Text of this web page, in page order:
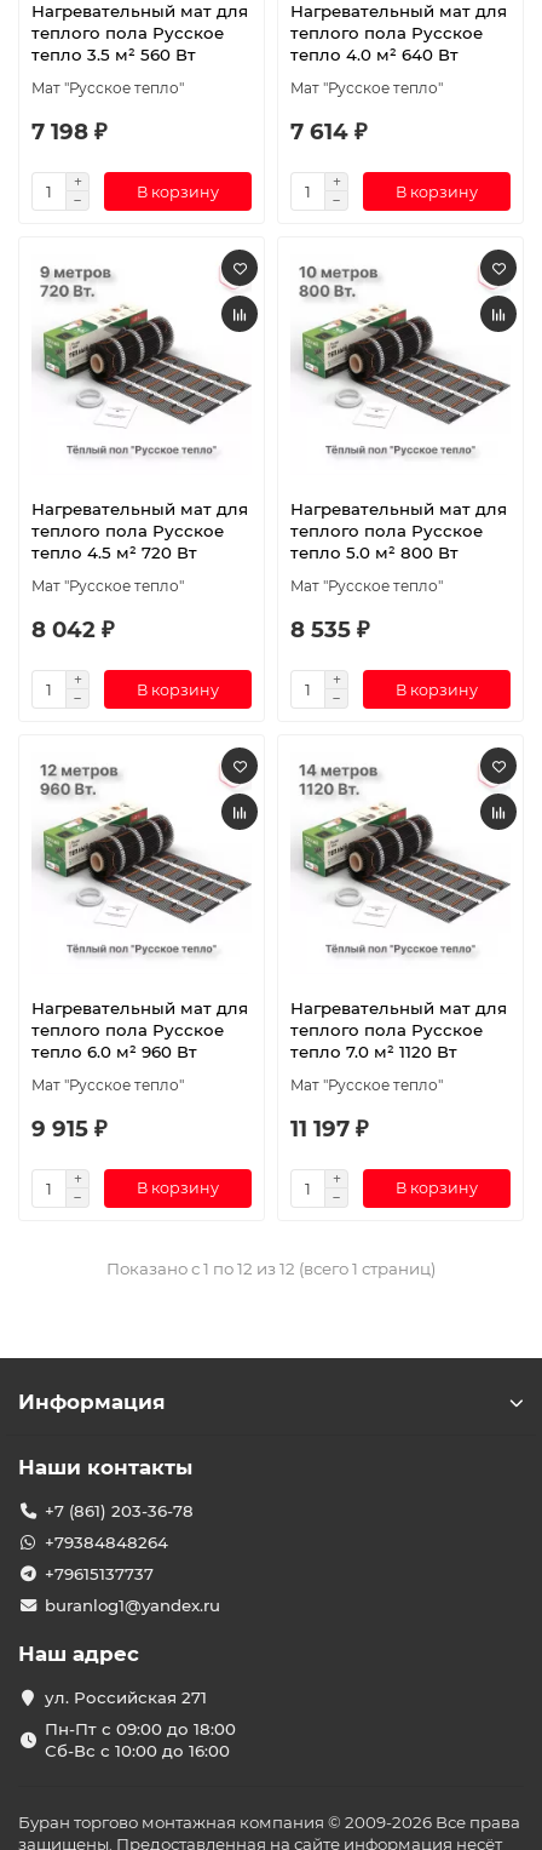
Нагревательный мат для
теплого пола Русское
тепло 3.5 м² 560 Вт
Мат "Русское тепло"
7 198 ₽
В корзину
Нагревательный мат для
теплого пола Русское
тепло 4.0 м² 640 Вт
Мат "Русское тепло"
7 614 ₽
В корзину
Нагревательный мат для
теплого пола Русское
тепло 4.5 м² 720 Вт
Мат "Русское тепло"
8 042 ₽
В корзину
Нагревательный мат для
теплого пола Русское
тепло 5.0 м² 800 Вт
Мат "Русское тепло"
8 535 ₽
В корзину
Нагревательный мат для
теплого пола Русское
тепло 6.0 м² 960 Вт
Мат "Русское тепло"
9 915 ₽
В корзину
Нагревательный мат для
теплого пола Русское
тепло 7.0 м² 1120 Вт
Мат "Русское тепло"
11 197 ₽
В корзину
Показано с 1 по 12 из 12 (всего 1 страниц)
Информация
Наши контакты
+7 (861) 203-36-78
+79384848264
+79615137737
buranlog1@yandex.ru
Наш адрес
ул. Российская 271
Пн-Пт с 09:00 до 18:00
Сб-Вс с 10:00 до 16:00
Буран торгово монтажная компания © 2009-2026 Все права
защищены. Предоставленная на сайте информация несёт